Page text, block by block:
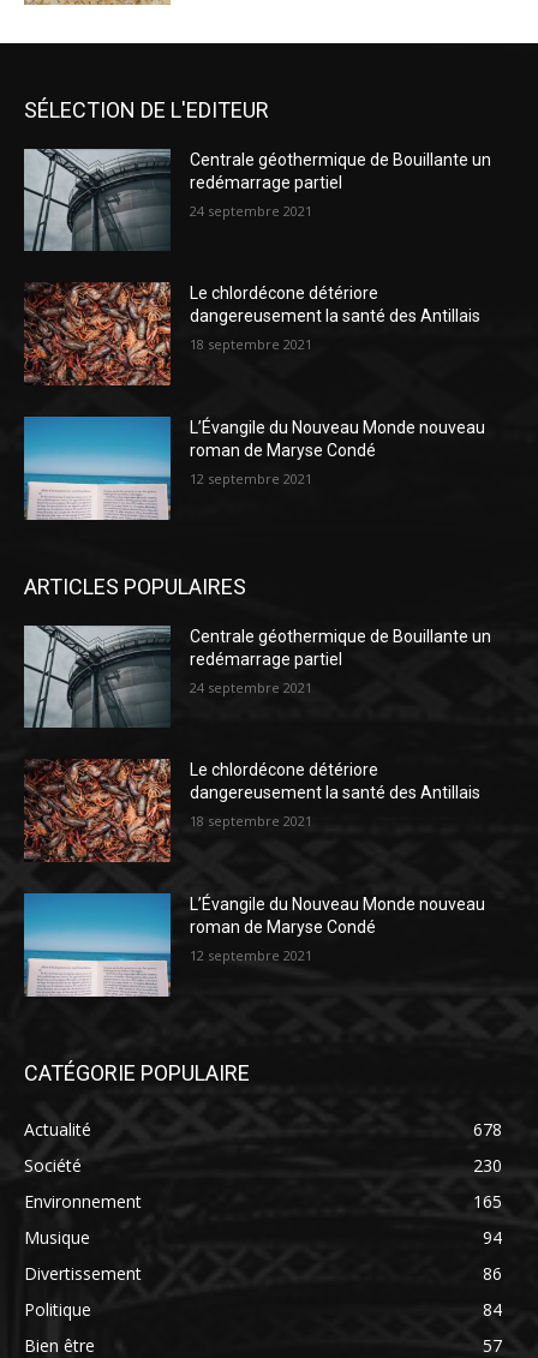
SÉLECTION DE L'EDITEUR
Centrale géothermique de Bouillante un
redémarrage partiel
24 septembre 2021
Le chlordécone détériore
dangereusement la santé des Antillais
18 septembre 2021
L’Évangile du Nouveau Monde nouveau
roman de Maryse Condé
12 septembre 2021
ARTICLES POPULAIRES
Centrale géothermique de Bouillante un
redémarrage partiel
24 septembre 2021
Le chlordécone détériore
dangereusement la santé des Antillais
18 septembre 2021
L’Évangile du Nouveau Monde nouveau
roman de Maryse Condé
12 septembre 2021
CATÉGORIE POPULAIRE
Actualité
678
Société
230
Environnement
165
Musique
94
Divertissement
86
Politique
84
Bien être
57